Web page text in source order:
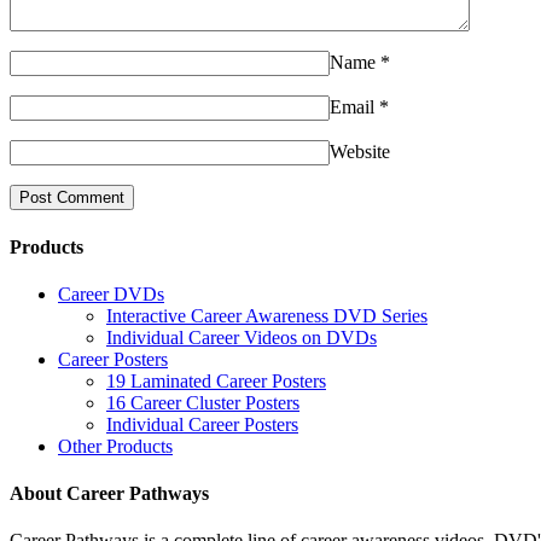
Name *
Email *
Website
Products
Career DVDs
Interactive Career Awareness DVD Series
Individual Career Videos on DVDs
Career Posters
19 Laminated Career Posters
16 Career Cluster Posters
Individual Career Posters
Other Products
About Career Pathways